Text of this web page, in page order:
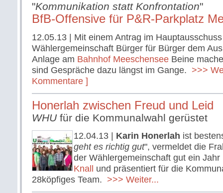
"Kommunikation statt Konfrontation"
BfB-Offensive für P&R-Parkplatz
12.05.13 | Mit einem Antrag im
Wählergemeinschaft Bürger für Bürger dem
Anlage am Bahnhof Meeschensee Beine
sind Gespräche dazu längst im Gange. >>>
Kommentare ]
Honerlah zwischen Freud und Leid
WHUfür die Kommunalwahl gerüstet
12.04.13 Karin Honerlah ist
geht es richtig gut", vermeldet die
der Wählergemeinschaft gut ein
Knall
und präsentiert für die
28köpfiges Team. >>> Weiter...